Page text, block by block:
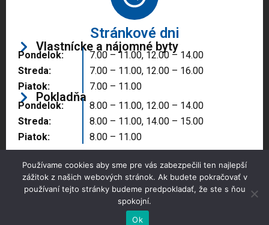
Stránkové dni
Vlastnícke a nájomné byty
Pondelok:
Streda:
Piatok:
7.00 – 11.00, 12.00 – 14.00
7.00 – 11.00, 12.00 – 16.00
7.00 – 11.00
Pokladňa
Pondelok:
Streda:
Piatok:
8.00 – 11.00, 12.00 – 14.00
8.00 – 11.00, 14.00 – 15.00
8.00 – 11.00
Copyright © 2025 Správa majetku mesta, n.o.,
Partizánske
Používame cookies aby sme pre vás zabezpečili ten najlepší
zážitok z našich webových stránok. Ak budete pokračovať v
používaní tejto stránky budeme predpokladať, že ste s ňou
spokojní.
Ok